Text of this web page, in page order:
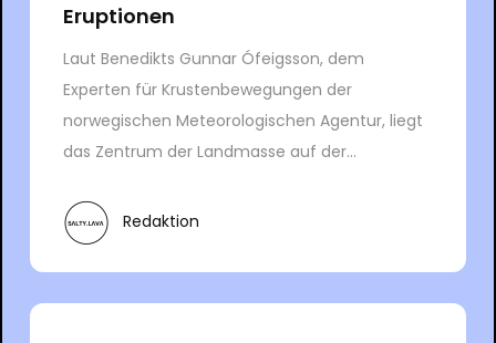
Eruptionen
Laut Benedikts Gunnar Ófeigsson, dem
Experten für Krustenbewegungen der
norwegischen Meteorologischen Agentur, liegt
das Zentrum der Landmasse auf der...
Redaktion